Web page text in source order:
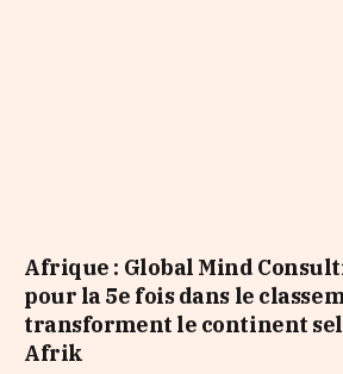
Afrique : Global Mind
pour la 5e fois dans le
transforment le continent
Afrik